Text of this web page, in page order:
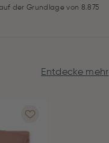
der Grundlage von 8.875
Entdecke mehr